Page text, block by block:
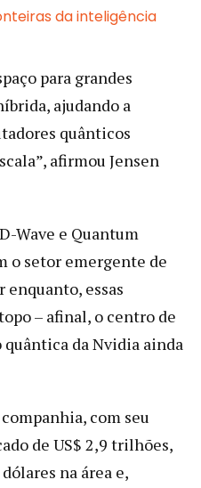
da inteligência
para grandes
ajudando a
quânticos
afirmou Jensen
Wave e Quantum
o setor emergente de
enquanto, essas
– afinal, o centro de
quântica da Nvidia ainda
com seu
de US$ 2,9 trilhões,
na área e,